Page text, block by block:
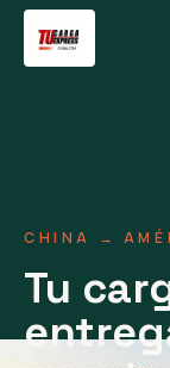
CHINA →
Tu